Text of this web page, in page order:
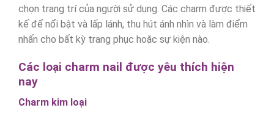
chọn trang trí của người sử dụng. Các charm được thiết
kế để nổi bật và lấp lánh, thu hút ánh nhìn và làm điểm
nhấn cho bất kỳ trang phục hoặc sự kiện nào.
Các loại charm nail được yêu thích hiện
nay
Charm kim loại